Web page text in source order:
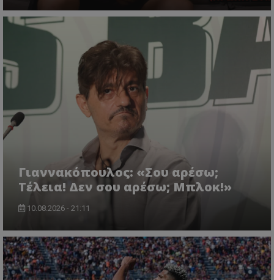
Γιαννακόπουλος: «Σου αρέσω;
Τέλεια! Δεν σου αρέσω; Μπλοκ!»
10.08.2026 - 21:11